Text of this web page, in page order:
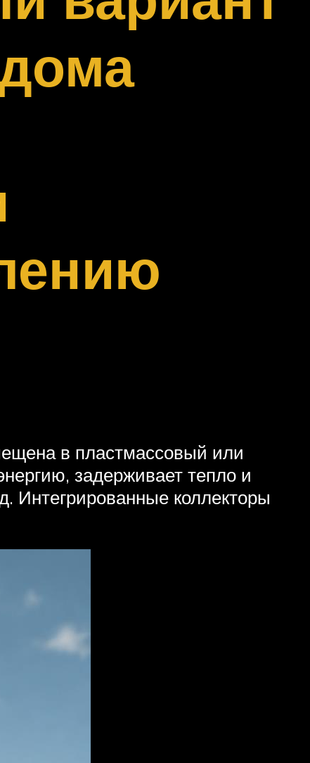
в пластмассовый или
задерживает тепло и
Интегрированные коллекторы